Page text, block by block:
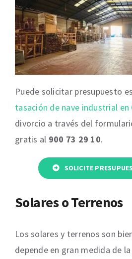
Puede solicitar presupuesto
tasación de nave industrial en
divorcio a través del
gratis al 900 73 29 10.
SOLICITE
Solares o Terrenos
Los solares y terrenos son
depende en gran medida de